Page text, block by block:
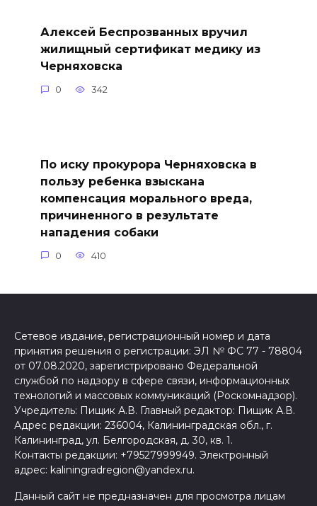
Алексей Беспрозванных вручил
жилищный сертификат медику из
Черняховска
0 342
По иску прокурора Черняховска в
пользу ребенка взыскана
компенсация морального вреда,
причиненного в результате
нападения собаки
0 410
Сетевое издание, регистрационный номер и дата
принятия решения о регистрации: ЭЛ № ФС 77 - 78804
от 07.08.2020, зарегистрировано Федеральной
службой по надзору в сфере связи, информационных
технологий и массовых коммуникаций (Роскомнадзор).
Учредитель: Пищик А.В. Главный редактор: Пищик А.В.
Адрес редакции: 236004, Калининградская обл., г.
Калининград, ул. Белгородская, д. 30, кв. 1.
Контакты редакции: +79527999949. Электронный
адрес: kaliningradregion@yandex.ru.
Данный сайт не предназначен для просмотра лицам